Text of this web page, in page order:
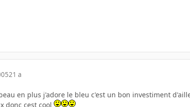
21 a
en plus j'adore le bleu c'est un bon investiment
donc cest cool